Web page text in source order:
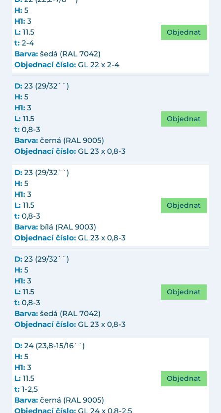
H: 5
H1: 3
L: 11.5
t: 2-4
Barva: šedá (RAL 7042)
Objednací číslo: GL 22 x 2-4
Objednat
D: 23 (29/32``)
H: 5
H1: 3
L: 11.5
t: 0,8-3
Barva: černá (RAL 9005)
Objednací číslo: GL 23 x 0,8-3
Objednat
D: 23 (29/32``)
H: 5
H1: 3
L: 11.5
t: 0,8-3
Barva: bílá (RAL 9003)
Objednací číslo: GL 23 x 0,8-3
Objednat
D: 23 (29/32``)
H: 5
H1: 3
L: 11.5
t: 0,8-3
Barva: šedá (RAL 7042)
Objednací číslo: GL 23 x 0,8-3
Objednat
D: 24 (23,8-15/16``)
H: 5
H1: 3
L: 11.5
t: 1-2,5
Barva: černá (RAL 9005)
Objednací číslo: GL 24 x 0,8-2,5
Objednat